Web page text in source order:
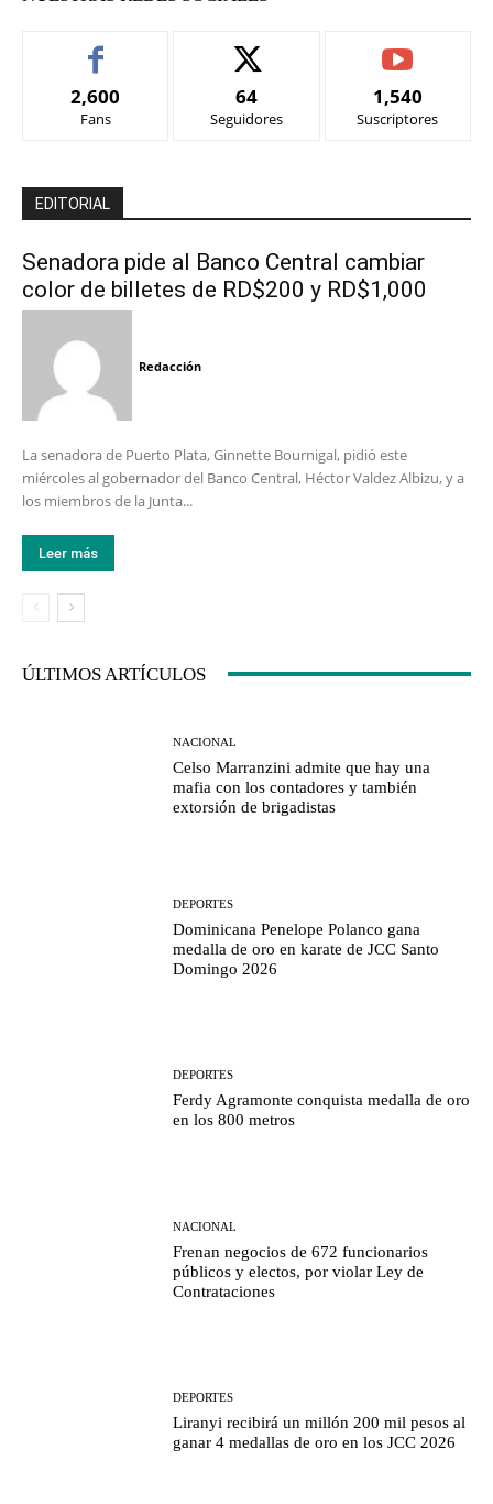
2,600
Fans
64
Seguidores
1,540
Suscriptores
EDITORIAL
Senadora pide al Banco Central cambiar
color de billetes de RD$200 y RD$1,000
Redacción
La senadora de Puerto Plata, Ginnette Bournigal, pidió este
miércoles al gobernador del Banco Central, Héctor Valdez Albizu, y a
los miembros de la Junta...
Leer más
ÚLTIMOS ARTÍCULOS
NACIONAL
Celso Marranzini admite que hay una
mafia con los contadores y también
extorsión de brigadistas
DEPORTES
Dominicana Penelope Polanco gana
medalla de oro en karate de JCC Santo
Domingo 2026
DEPORTES
Ferdy Agramonte conquista medalla de oro
en los 800 metros
NACIONAL
Frenan negocios de 672 funcionarios
públicos y electos, por violar Ley de
Contrataciones
DEPORTES
Liranyi recibirá un millón 200 mil pesos al
ganar 4 medallas de oro en los JCC 2026